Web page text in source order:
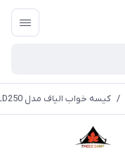
/ کیسه خواب الیاف مدل LD250 نیچرهایک | CNK2300SD016